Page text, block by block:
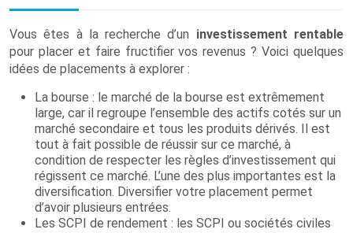
Vous êtes à la recherche d’un investissement rentable
pour placer et faire fructifier vos revenus ? Voici quelques
idées de placements à explorer :
La bourse : le marché de la bourse est extrêmement
large, car il regroupe l’ensemble des actifs cotés sur un
marché secondaire et tous les produits dérivés. Il est
tout à fait possible de réussir sur ce marché, à
condition de respecter les règles d’investissement qui
régissent ce marché. L’une des plus importantes est la
diversification. Diversifier votre placement permet
d’avoir plusieurs entrées.
Les SCPI de rendement : les SCPI ou sociétés civiles